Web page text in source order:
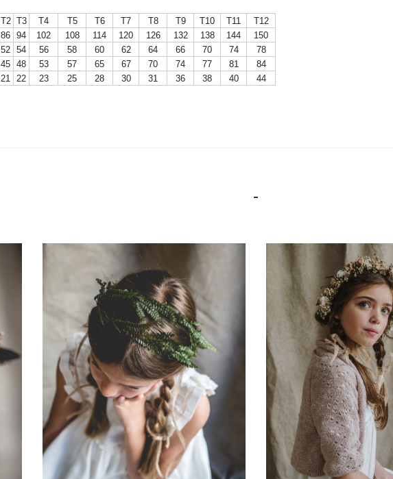
T2 T3 T4 T5 T6 T7 T8 T9 T10 T11
T12
86 94 102 108 114 120 126 132 138 144
150
52 54 56 58 60 62 64 66 70 74
78
45 48 53 57 65 67 70 74 77 81
84
21 22 23 25 28 30 31 36 38 40 44